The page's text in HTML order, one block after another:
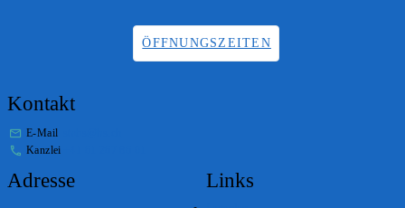
ÖFFNUNGSZEITEN
Kontakt
E-Mail
Kanzlei
Adresse Links